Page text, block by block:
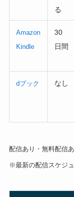
る
Amazon
Kindle
30
日間
dブック なし
配信あり・無料配信
※最新の配信スケジ